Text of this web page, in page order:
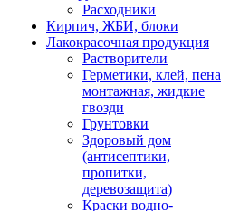
Расходники
Кирпич, ЖБИ, блоки
Лакокрасочная продукция
Растворители
Герметики, клей, пена
монтажная, жидкие
гвозди
Грунтовки
Здоровый дом
(антисептики,
пропитки,
деревозащита)
Краски водно-